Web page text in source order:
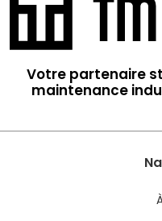
Votre partenaire
maintenance